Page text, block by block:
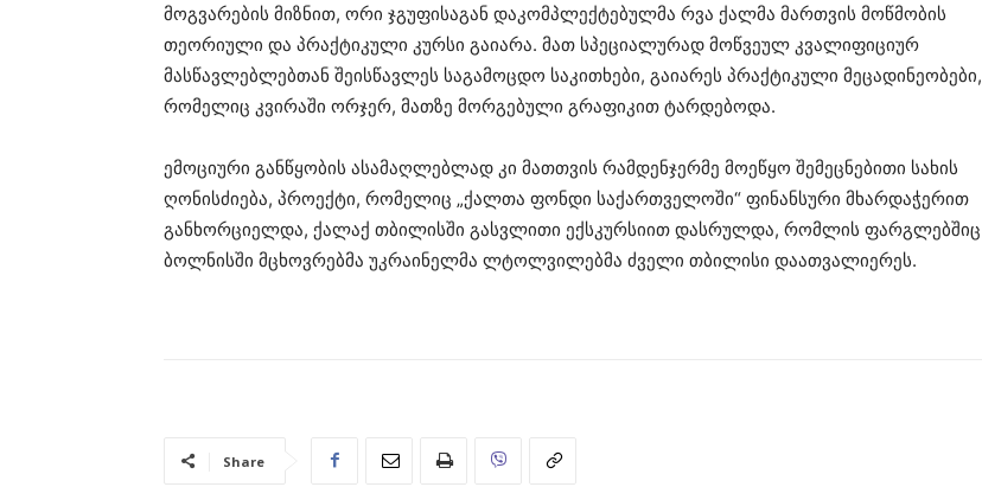
მოგვარების მიზნით, ორი ჯგუფისაგან დაკომპლექტებულმა რვა ქალმა მართვის მოწმობის
თეორიული და პრაქტიკული კურსი გაიარა. მათ სპეციალურად მოწვეულ კვალიფიციურ
მასწავლებლებთან შეისწავლეს საგამოცდო საკითხები, გაიარეს პრაქტიკული მეცადინეობები,
რომელიც კვირაში ორჯერ, მათზე მორგებული გრაფიკით ტარდებოდა.
ემოციური განწყობის ასამაღლებლად კი მათთვის რამდენჯერმე მოეწყო შემეცნებითი სახის
ღონისძიება, პროექტი, რომელიც „ქალთა ფონდი საქართველოში“ ფინანსური მხარდაჭერით
განხორციელდა, ქალაქ თბილისში გასვლითი ექსკურსიით დასრულდა, რომლის ფარგლებშიც
ბოლნისში მცხოვრებმა უკრაინელმა ლტოლვილებმა ძველი თბილისი დაათვალიერეს.
Share